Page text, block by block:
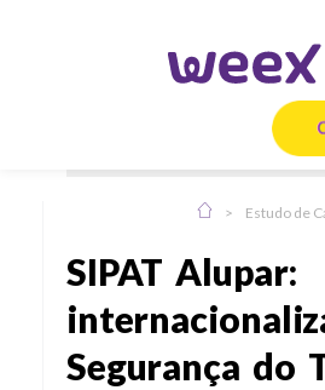
> Estudo de
SIPAT Alupar:
Segurança do